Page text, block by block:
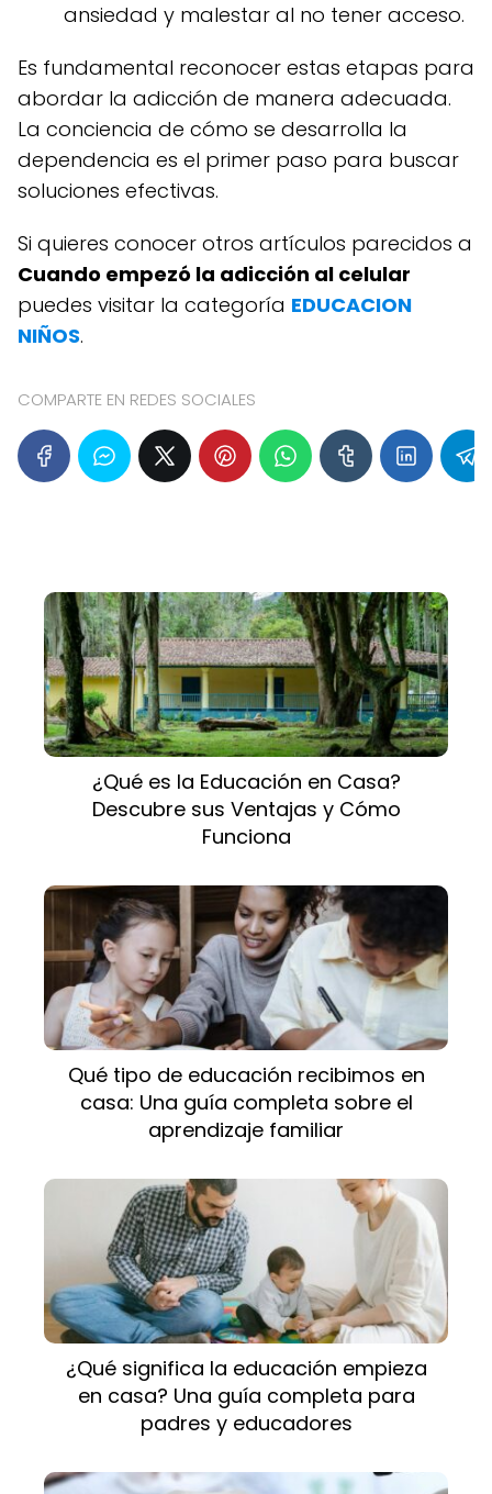
ansiedad y malestar al no tener acceso.
Es fundamental reconocer estas etapas para
abordar la adicción de manera adecuada.
La conciencia de cómo se desarrolla la
dependencia es el primer paso para buscar
soluciones efectivas.
Si quieres conocer otros artículos parecidos a
Cuando empezó la adicción al celular
puedes visitar la categoría EDUCACION
NIÑOS.
COMPARTE EN REDES SOCIALES
¿Qué es la Educación en Casa?
Descubre sus Ventajas y Cómo
Funciona
Qué tipo de educación recibimos en
casa: Una guía completa sobre el
aprendizaje familiar
¿Qué significa la educación empieza
en casa? Una guía completa para
padres y educadores